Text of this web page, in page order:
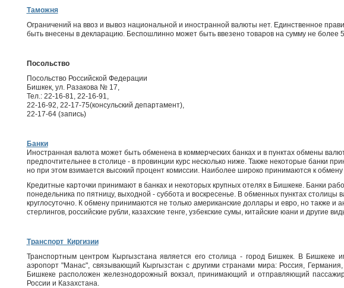
Таможня
Ограничений на ввоз и вывоз национальной и иностранной валюты нет. Единственное
быть внесены в декларацию. Беспошлинно может быть ввезено товаров на сумму не
Посольство
Посольство Российской Федерации
Бишкек, ул. Разакова № 17,
Тел.: 22-16-81, 22-16-91,
22-16-92, 22-17-75(консульский департамент),
22-17-64 (запись)
Банки
Иностранная валюта может быть обменена в коммерческих банках и в пунктах обмены
предпочтительнее в столице - в провинции курс несколько ниже. Также некоторые банки
но при этом взимается высокий процент комиссии. Наиболее широко принимаются к
Кредитные карточки принимают в банках и некоторых крупных отелях в Бишкеке. Банки
понедельника по пятницу, выходной - суббота и воскресенье. В обменных пунктах столицы
круглосуточно. К обмену принимаются не только американские доллары и евро, но также и
стерлингов, российские рубли, казахские тенге, узбекские сумы, китайские юани и другие
Транспорт Киргизии
Транспортным центром Кыргызстана является его столица - город Бишкек. В Бишкеке
аэропорт "Манас", связывающий Кыргызстан с другими странами мира: Россия,
Бишкеке расположен железнодорожный вокзал, принимающий и отправляющий
России и Казахстана.